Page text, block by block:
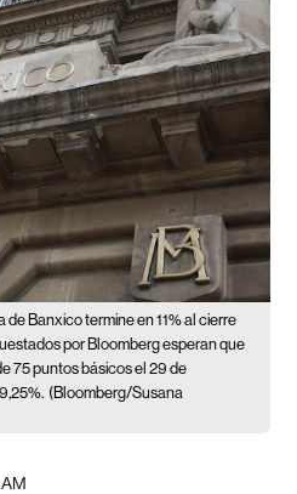
de Banxico termine en 11% al cierre
por Bloomberg esperan que
75 puntos básicos el 29 de
(Bloomberg/Susana